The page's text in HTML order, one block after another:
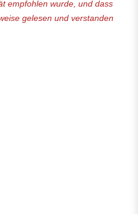
empfohlen wurde, und dass
gelesen und verstanden